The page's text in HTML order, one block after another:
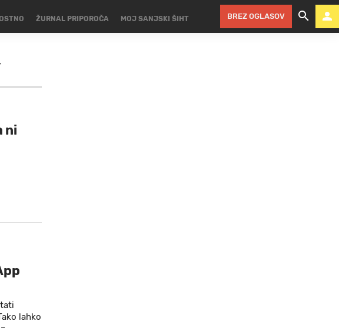
ŽURNAL PRIPOROČA MOJ SANJSKI ŠIHT BREZ OGLASOV
ni
lahko